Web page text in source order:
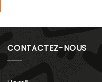
CONTACTEZ-NOUS